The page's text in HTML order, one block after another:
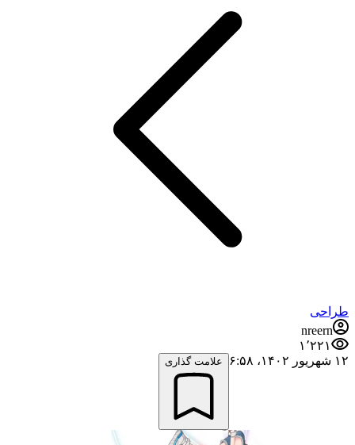
طراحی
nreern
۱٬۲۲۱
۱۲ شهریور ۱۴۰۲،‏ ۶:۵۸
علامت گذاری